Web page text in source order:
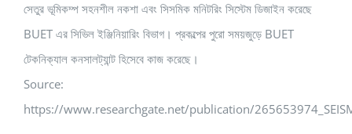
সেতুর ভূমিকম্প সহনশীল নকশা এবং সিসমিক মনিটরিং সিস্টেম ডিজাইন করেছে
BUET এর সিভিল ইঞ্জিনিয়ারিং বিভাগ। প্রকল্পের পুরো সময়জুড়ে BUET
টেকনিক্যাল কনসালট্যান্ট হিসেবে কাজ করেছে।
Source:
https://www.researchgate.net/publication/